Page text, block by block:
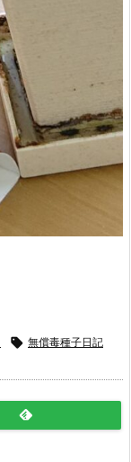
 無償毒種子日記